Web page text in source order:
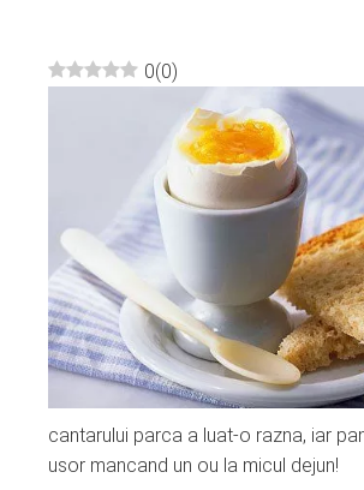
0(0)
cantarului parca a luat-o razna, iar
usor mancand un ou la micul dejun!